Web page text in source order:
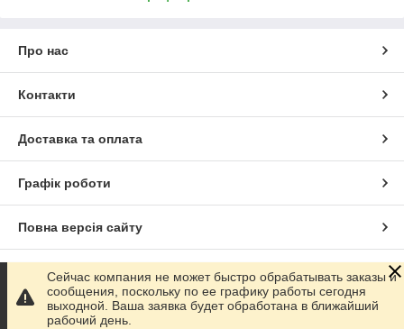
Про нас
Контакти
Доставка та оплата
Графік роботи
Повна версія сайту
Сайт створено на маркетплейсі Prom.ua
Політика конфіденційності
Сейчас компания не может быстро обрабатывать заказы и
сообщения, поскольку по ее графику работы сегодня
выходной. Ваша заявка будет обработана в ближайший
рабочий день.